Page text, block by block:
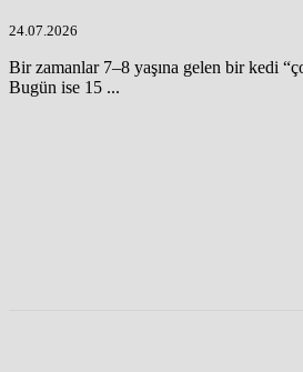
24.07.2026
Bir zamanlar 7–8 yaşına gelen bir kedi
Bugün ise 15 ...